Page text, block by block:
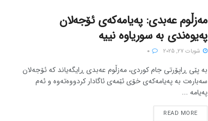
مەزڵوم عەبدی: پەیامەکەی ئۆجەلان
پەیوەندی بە سوریاوە نییە
شوبات 27, 2025
بە پێی ڕاپۆرتی جام کوردی، مەزڵوم عەبدی ڕایگەیاند کە ئۆجەلان
سەبارەت بە پەیامەکەی خۆی ئێمەی ئاگادار کردووەتەوە و ئەم
پەیامە ...
READ MORE